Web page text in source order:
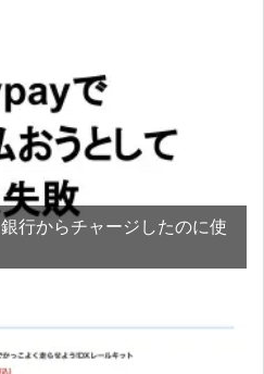
行からチャージしたのに使